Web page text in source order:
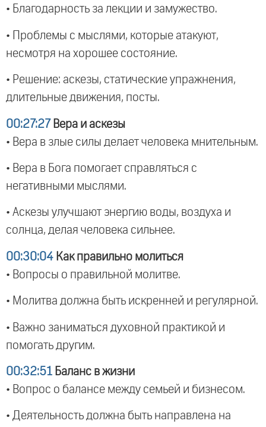
• Благодарность за лекции и замужество.
• Проблемы с мыслями, которые атакуют,
несмотря на хорошее состояние.
• Решение: аскезы, статические упражнения,
длительные движения, посты.
00:27:27 Вера и аскезы
• Вера в злые силы делает человека мнительным.
• Вера в Бога помогает справляться с
негативными мыслями.
• Аскезы улучшают энергию воды, воздуха и
солнца, делая человека сильнее.
00:30:04 Как правильно молиться
• Вопросы о правильной молитве.
• Молитва должна быть искренней и регулярной.
• Важно заниматься духовной практикой и
помогать другим.
00:32:51 Баланс в жизни
• Вопрос о балансе между семьей и бизнесом.
• Деятельность должна быть направлена на